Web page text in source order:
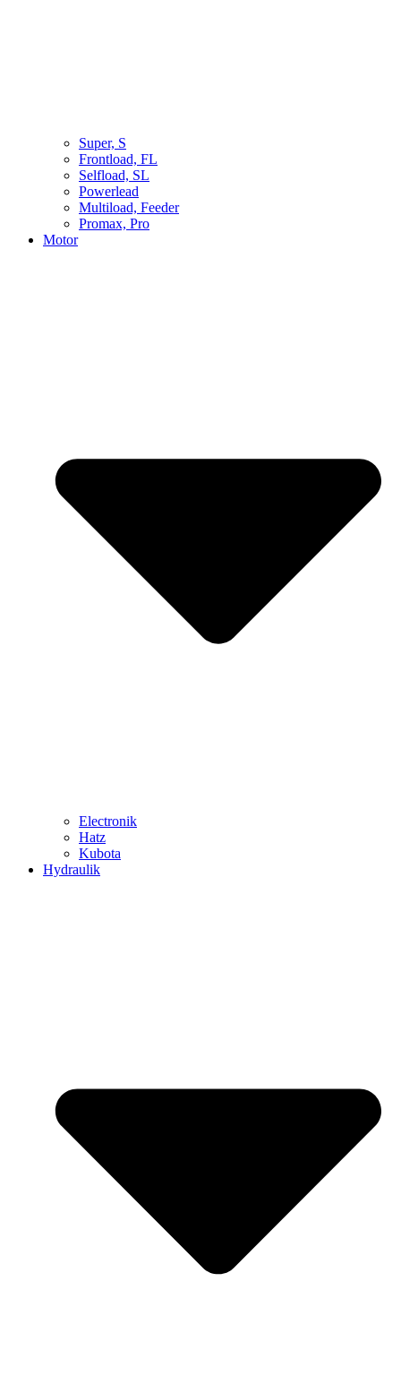
Super, S
Frontload, FL
Selfload, SL
Powerlead
Multiload, Feeder
Promax, Pro
Motor
Electronik
Hatz
Kubota
Hydraulik